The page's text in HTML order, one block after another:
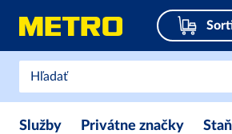
Služby Privátne značky